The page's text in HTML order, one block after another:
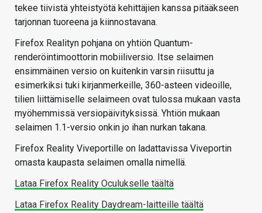
tekee tiivistä yhteistyötä kehittäjien kanssa pitääkseen
tarjonnan tuoreena ja kiinnostavana.
Firefox Realityn pohjana on yhtiön Quantum-
renderöintimoottorin mobiiliversio. Itse selaimen
ensimmäinen versio on kuitenkin varsin riisuttu ja
esimerkiksi tuki kirjanmerkeille, 360-asteen videoille,
tilien liittämiselle selaimeen ovat tulossa mukaan vasta
myöhemmissä versiopäivityksissä. Yhtiön mukaan
selaimen 1.1-versio onkin jo ihan nurkan takana.
Firefox Reality Viveportille on ladattavissa Viveportin
omasta kaupasta selaimen omalla nimellä.
Lataa Firefox Reality Oculukselle täältä
Lataa Firefox Reality Daydream-laitteille täältä